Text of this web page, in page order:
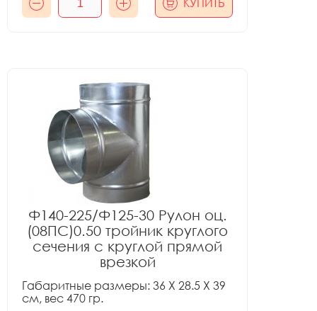
КУПИТЬ
Ф140-225/Ф125-30 Рулон оц.
(08ПС)0.50 тройник круглого
сечения с круглой прямой
врезкой
Габаритные размеры: 36 X 28.5 X 39
см, вес 470 гр.